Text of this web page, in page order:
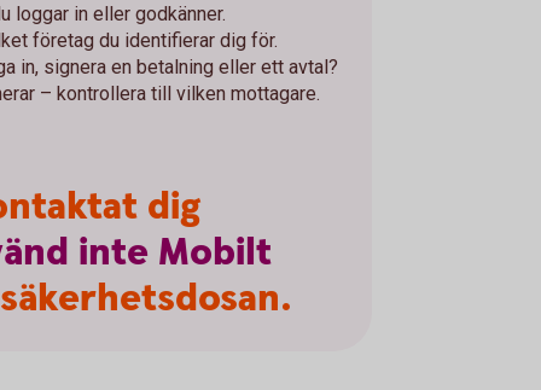
loggar in eller godkänner.
företag du identifierar dig för.
in, signera en betalning eller ett avtal?
– kontrollera till vilken mottagare.
dig
inte Mobilt